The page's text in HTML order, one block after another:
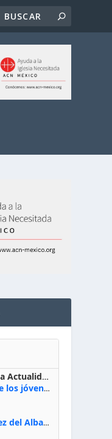
El Observador de la Actualidad
El agradecimiento de los jóvenes al Papa: «Hoy nos sentimos Iglesia»
José Ricardo González del Alba, artista sacro: «Yo oro, hablo con Dios, le pido al Espíritu Santo su inspiración y siempre pinto rezando el rosario para que sea Él quien actúe a través de mis manos»